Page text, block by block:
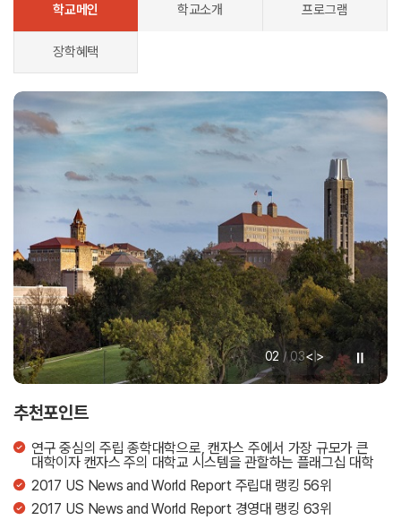
학교메인 학교소개 프로그램
장학혜택
02 /03< >
추천포인트
연구 중심의 주립 종학대학으로, 캔자스 주에서 가장 규모가 큰
대학이자 캔자스 주의 대학교 시스템을 관할하는 플래그십 대학
2017 US News and World Report 주립대 랭킹 56위
2017 US News and World Report 경영대 랭킹 63위